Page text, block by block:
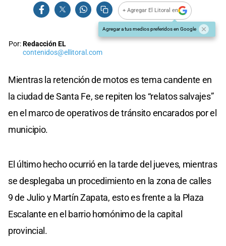
+ Agregar El Litoral en
Agregar a tus medios preferidos en Google
Por:Redacción EL
contenidos@ellitoral.com
Mientras la retención de motos es tema candente en
la ciudad de Santa Fe, se repiten los “relatos salvajes”
en el marco de operativos de tránsito encarados por el
municipio.
El último hecho ocurrió en la tarde del jueves, mientras
se desplegaba un procedimiento en la zona de calles
9 de Julio y Martín Zapata, esto es frente a la Plaza
Escalante en el barrio homónimo de la capital
provincial.